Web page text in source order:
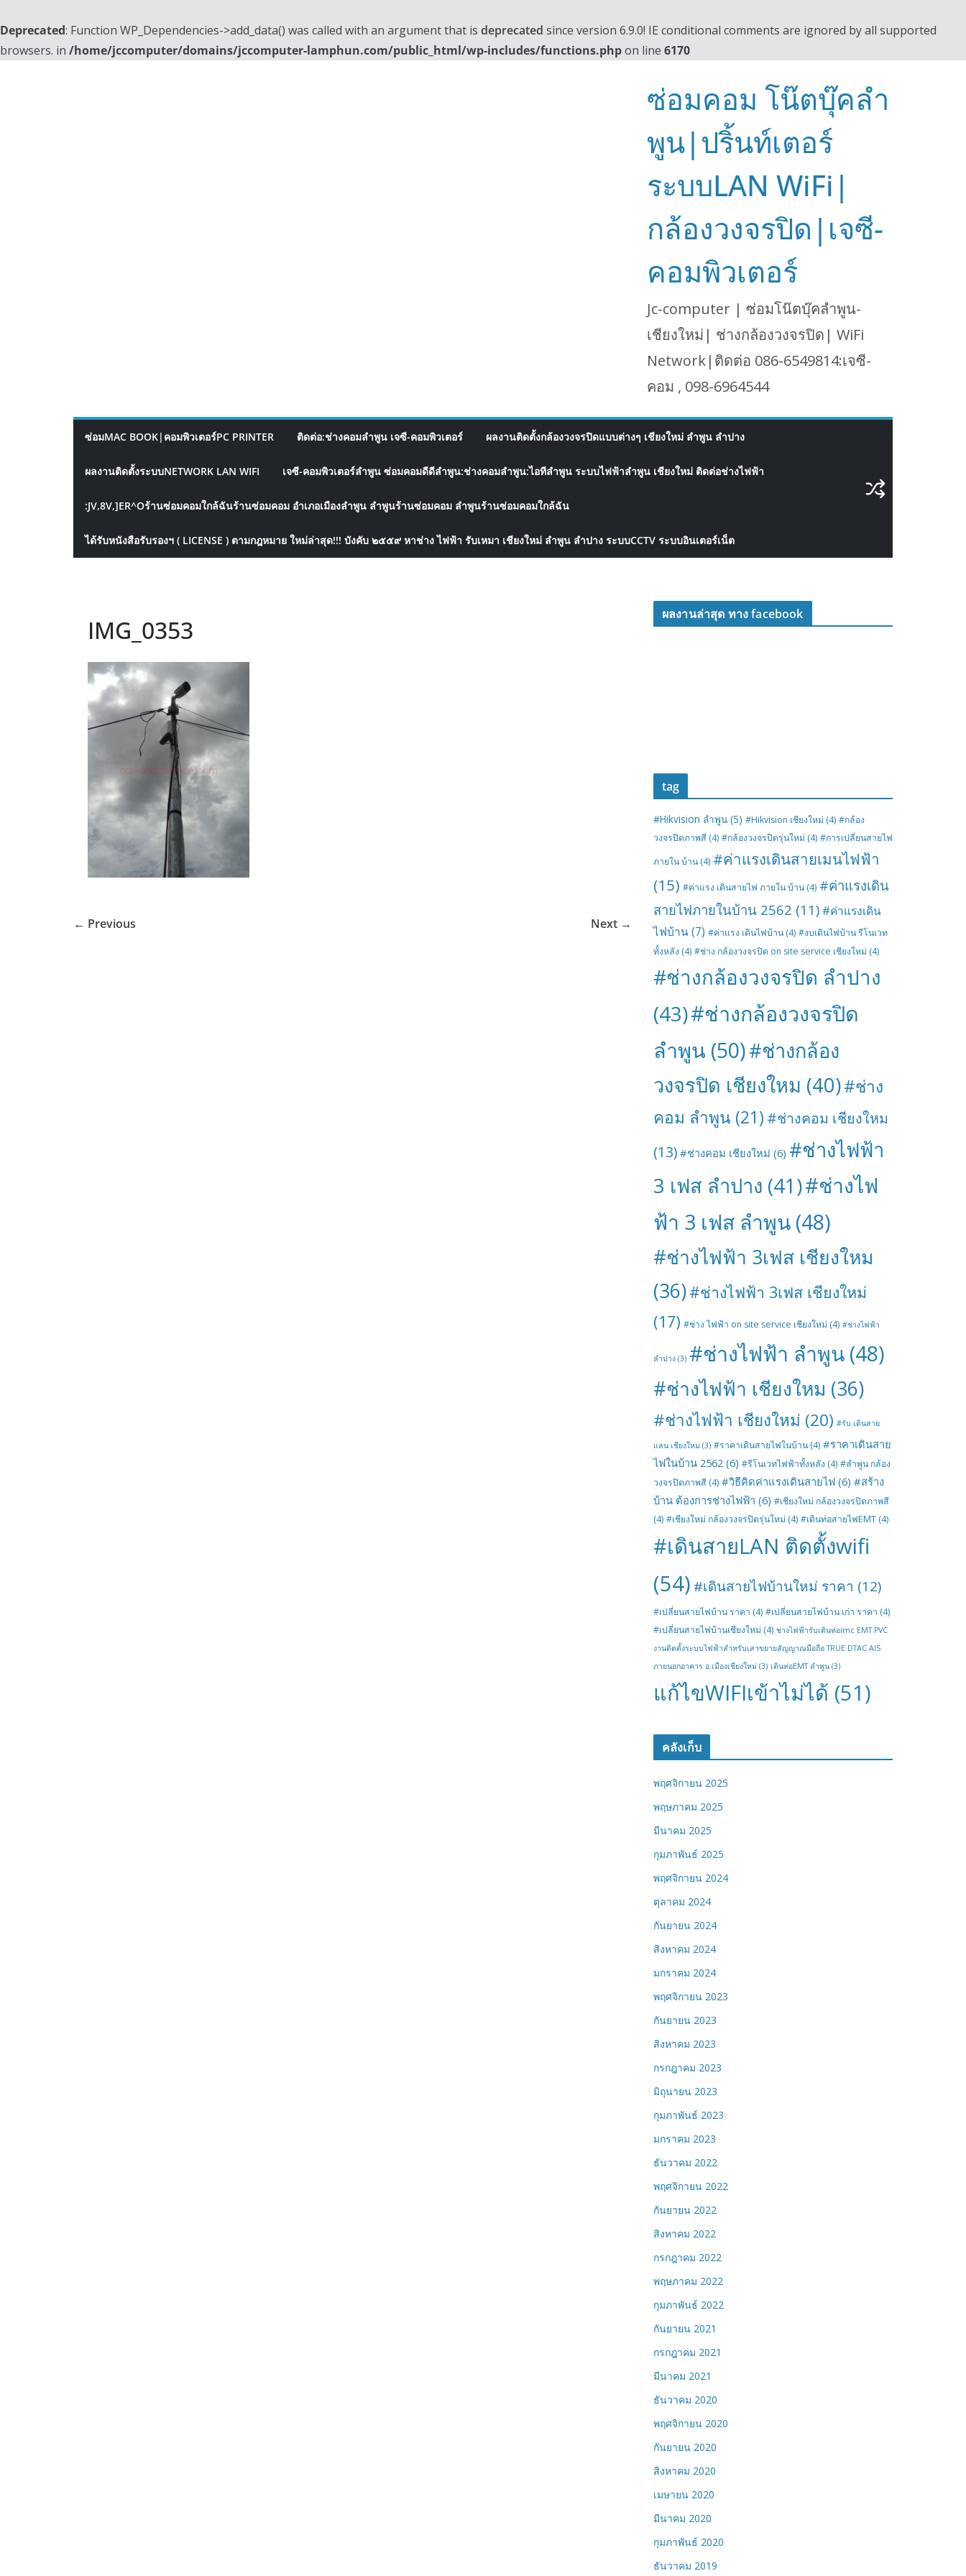
Deprecated: Function WP_Dependencies->add_data() was called with an argument that is deprecated since version 6.9.0! IE conditional comments are ignored by all supported
browsers. in /home/jccomputer/domains/jccomputer-lamphun.com/public_html/wp-includes/functions.phpon line 6170
ซ่อมคอม โน๊ตบุ๊คลำ
พูน|ปริ้นท์เตอร์
ระบบLAN WiFi|
กล้องวงจรปิด|เจซี-
คอมพิวเตอร์
Jc-computer | ซ่อมโน๊ตบุ๊คลำพูน-
เชียงใหม่| ช่างกล้องวงจรปิด| WiFi
Network|ติดต่อ 086-6549814:เจซี-
คอม , 098-6964544
ซ่อมMAC BOOK|คอมพิวเตอร์PC PRINTER ติดต่อ:ช่างคอมลำพูน เจซี-คอมพิวเตอร์ ผลงานติดตั้งกล้องวงจรปิดแบบต่างๆ เชียงใหม่ ลำพูน ลำปาง
ผลงานติดตั้งระบบNETWORK LAN WIFI เจซี-คอมพิวเตอร์ลำพูน ซ่อมคอมดีดีลำพูน:ช่างคอมลำพูน:ไอทีลำพูน ระบบไฟฟ้าลำพูน เชียงใหม่ ติดต่อช่างไฟฟ้า
:JV,8V,]ER^Oร้านซ่อมคอมใกล้ฉันร้านซ่อมคอม อำเภอเมืองลำพูน ลำพูนร้านซ่อมคอม ลำพูนร้านซ่อมคอมใกล้ฉัน
ได้รับหนังสือรับรองฯ ( LICENSE ) ตามกฎหมาย ใหม่ล่าสุด!!! บังคับ ๒๕๕๙ หาช่าง ไฟฟ้า รับเหมา เชียงใหม่ ลำพูน ลำปาง ระบบCCTV ระบบอินเตอร์เน็ต
IMG_0353
← Previous Next →
ผลงานล่าสุด ทาง facebook
tag
#Hikvision ลำพูน (5) #Hikvision เชียงใหม่ (4) #กล้อง
วงจรปิดภาพสี (4) #กล้องวงจรปิดรุ่นใหม่ (4) #การเปลี่ยนสายไฟ
ภายใน บ้าน (4) #ค่าแรงเดินสายเมนไฟฟ้า
(15) #ค่าแรง เดินสายไฟ ภายใน บ้าน (4) #ค่าแรงเดิน
สายไฟภายในบ้าน 2562 (11) #ค่าแรงเดิน
ไฟบ้าน(7) #ค่าแรง เดินไฟบ้าน (4) #งบเดินไฟบ้าน รีโนเวท
ทั้งหลัง (4) #ช่าง กล้องวงจรปิด on site service เชียงใหม่ (4)
#ช่างกล้องวงจรปิด ลำปาง
(43)#ช่างกล้องวงจรปิด
ลำพูน (50)#ช่างกล้อง
วงจรปิด เชียงใหม (40)#ช่าง
คอม ลำพูน (21) #ช่างคอม เชียงใหม
(13) #ช่างคอม เชียงใหม่ (6) #ช่างไฟฟ้า
3 เฟส ลำปาง (41)#ช่างไฟ
ฟ้า 3 เฟส ลำพูน (48)
#ช่างไฟฟ้า 3เฟส เชียงใหม
(36)#ช่างไฟฟ้า 3เฟส เชียงใหม่
(17) #ช่าง ไฟฟ้า on site service เชียงใหม่ (4) #ช่างไฟฟ้า
ลำปาง (3) #ช่างไฟฟ้า ลำพูน (48)
#ช่างไฟฟ้า เชียงใหม (36)
#ช่างไฟฟ้า เชียงใหม่ (20) #รับ เดินสาย
แลน เชียงใหม่ (3) #ราคาเดินสายไฟในบ้าน (4) #ราคาเดินสาย
ไฟในบ้าน 2562 (6) #รีโนเวทไฟฟ้าทั้งหลัง (4) #ลำพูน กล้อง
วงจรปิดภาพสี (4) #วิธีคิดค่าแรงเดินสายไฟ (6) #สร้าง
บ้าน ต้องการช่างไฟฟ้า (6) #เชียงใหม่ กล้องวงจรปิดภาพสี
(4) #เชียงใหม่ กล้องวงจรปิดรุ่นใหม่ (4) #เดินท่อสายไฟEMT (4)
#เดินสายLAN ติดตั้งwifi
(54) #เดินสายไฟบ้านใหม่ ราคา (12)
#เปลี่ยนสายไฟบ้าน ราคา (4) #เปลี่ยนสายไฟบ้าน เก่า ราคา (4)
#เปลี่ยนสายไฟบ้านเชียงใหม่ (4) ช่างไฟฟ้ารับเดินท่อimc EMT PVC
งานติดตั้งระบบไฟฟ้าสำหรับเสาขยายสัญญาณมือถือ TRUE DTAC AIS
ภายนอกอาคาร อ.เมืองเชียงใหม่ (3) เดินท่อEMT ลำพูน (3)
แก้ไขWIFIเข้าไม่ได้ (51)
คลังเก็บ
พฤศจิกายน 2025
พฤษภาคม 2025
มีนาคม 2025
กุมภาพันธ์ 2025
พฤศจิกายน 2024
ตุลาคม 2024
กันยายน 2024
สิงหาคม 2024
มกราคม 2024
พฤศจิกายน 2023
กันยายน 2023
สิงหาคม 2023
กรกฎาคม 2023
มิถุนายน 2023
กุมภาพันธ์ 2023
มกราคม 2023
ธันวาคม 2022
พฤศจิกายน 2022
กันยายน 2022
สิงหาคม 2022
กรกฎาคม 2022
พฤษภาคม 2022
กุมภาพันธ์ 2022
กันยายน 2021
กรกฎาคม 2021
มีนาคม 2021
ธันวาคม 2020
พฤศจิกายน 2020
กันยายน 2020
สิงหาคม 2020
เมษายน 2020
มีนาคม 2020
กุมภาพันธ์ 2020
ธันวาคม 2019